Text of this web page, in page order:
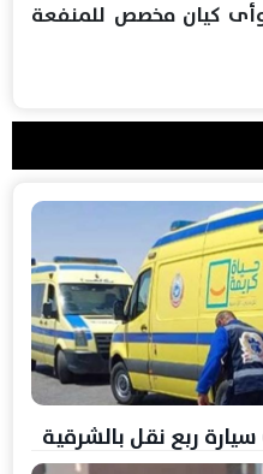
وأى كيان مخصص للمنفعة